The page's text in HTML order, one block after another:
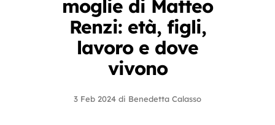
moglie di Matteo
Renzi: età, figli,
lavoro e dove
vivono
3 Feb 2024 di Benedetta Calasso